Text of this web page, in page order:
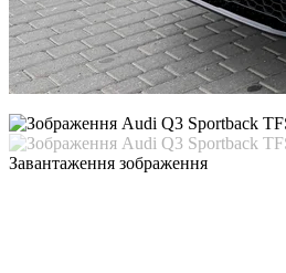
Завантаження зображення